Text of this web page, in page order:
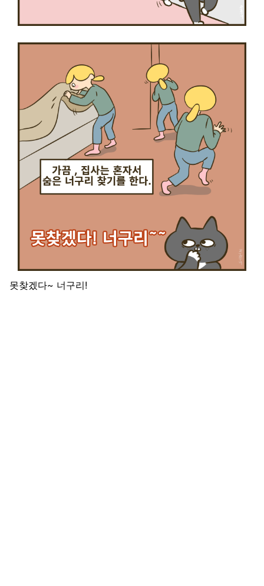
못찾겠다~ 너구리!